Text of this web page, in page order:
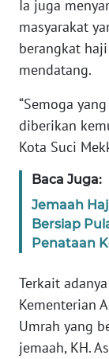
Ia juga
masyarakat
berangkat
mendatang.
“Semoga
diberikan
Kota Suci
Baca Juga:
Jemaah
Bersiap
Penataan
Terkait
Kementerian
Umrah yang
jemaah, KH.
JAMBI
WN
SULTRA
WN
NTB
SULTENG
WN
SULBAR
WN
BABEL
WN